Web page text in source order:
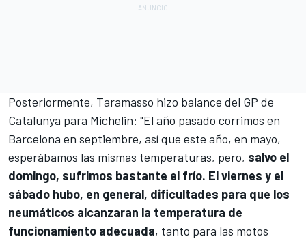
Posteriormente, Taramasso hizo balance del GP de
Catalunya para Michelin: "El año pasado corrimos en
Barcelona en septiembre, así que este año, en mayo,
esperábamos las mismas temperaturas, pero, salvo el
domingo, sufrimos bastante el frío. El viernes y el
sábado hubo, en general, dificultades para que los
neumáticos alcanzaran la temperatura de
funcionamiento adecuada, tanto para las motos